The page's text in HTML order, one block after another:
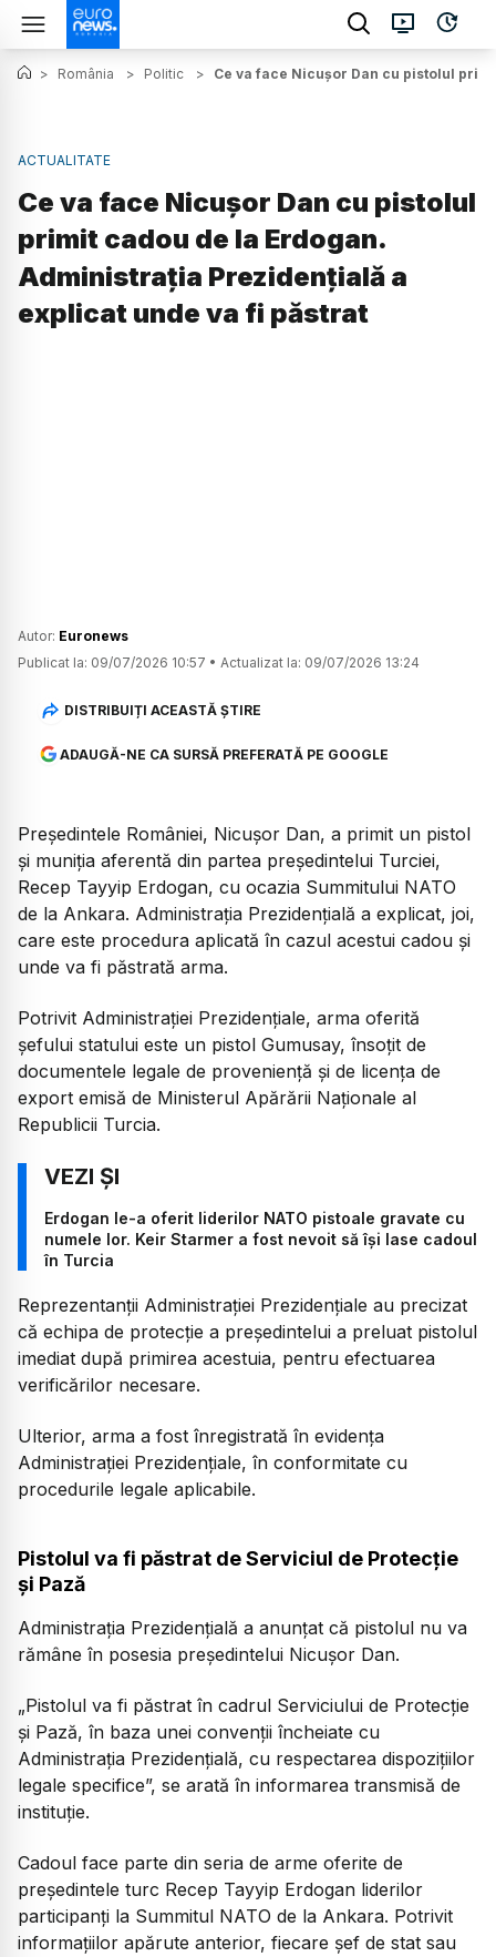
> România > Politic > Ce va face Nicușor Dan cu pistolul
ACTUALITATE
Ce va face Nicușor Dan cu pistolul
primit cadou de la Erdogan.
Administrația Prezidențială a
explicat unde va fi păstrat
Autor: Euronews
Publicat la: 09/07/2026 10:57 • Actualizat la: 09/07/2026 13:24
DISTRIBUIȚI ACEASTĂ ȘTIRE
ADAUGĂ-NE CA SURSĂ PREFERATĂ PE GOOGLE
Președintele României, Nicușor Dan, a primit un pistol
și muniția aferentă din partea președintelui Turciei,
Recep Tayyip Erdogan, cu ocazia Summitului NATO
de la Ankara. Administrația Prezidențială a explicat, joi,
care este procedura aplicată în cazul acestui cadou și
unde va fi păstrată arma.
Potrivit Administrației Prezidențiale, arma oferită
șefului statului este un pistol Gumusay, însoțit de
documentele legale de proveniență și de licența de
export emisă de Ministerul Apărării Naționale al
Republicii Turcia.
Erdogan le-a oferit liderilor NATO pistoale gravate cu
numele lor. Keir Starmer a fost nevoit să își lase cadoul
în Turcia
Reprezentanții Administrației Prezidențiale au precizat
că echipa de protecție a președintelui a preluat pistolul
imediat după primirea acestuia, pentru efectuarea
verificărilor necesare.
Ulterior, arma a fost înregistrată în evidența
Administrației Prezidențiale, în conformitate cu
procedurile legale aplicabile.
Pistolul va fi păstrat de Serviciul de Protecție
și Pază
Administrația Prezidențială a anunțat că pistolul nu va
rămâne în posesia președintelui Nicușor Dan.
„Pistolul va fi păstrat în cadrul Serviciului de Protecție
și Pază, în baza unei convenții încheiate cu
Administrația Prezidențială, cu respectarea dispozițiilor
legale specifice”, se arată în informarea transmisă de
instituție.
Cadoul face parte din seria de arme oferite de
președintele turc Recep Tayyip Erdogan liderilor
participanți la Summitul NATO de la Ankara. Potrivit
informațiilor apărute anterior, fiecare șef de stat sau